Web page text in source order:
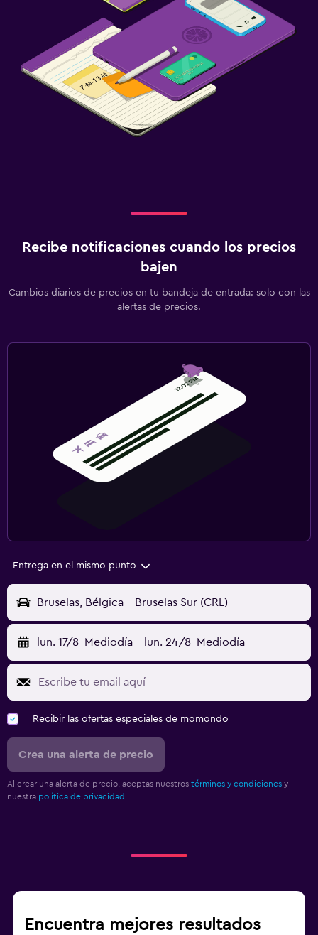
Recibe notificaciones cuando los precios
bajen
Cambios diarios de precios en tu bandeja de entrada: solo con las
alertas de precios.
Entrega en el mismo punto
Bruselas, Bélgica - Bruselas Sur (CRL)
lun. 17/8 Mediodía - lun. 24/8 Mediodía
Recibir las ofertas especiales de momondo
Crea una alerta de precio
Al crear una alerta de precio, aceptas nuestros términos y condiciones y
nuestra política de privacidad..
Encuentra mejores resultados